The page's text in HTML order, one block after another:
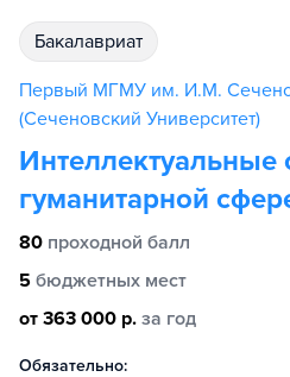
бакалавриат
Первый МГМУ им. И.М.
(Сеченовский Университет)
Интеллектуальные
гуманитарной
80 проходной балл
5 бюджетных мест
от 363 000 р. за год
Обязательно: